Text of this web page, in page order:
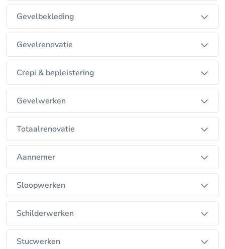
Gevelbekleding
Gevelrenovatie
Crepi & bepleistering
Gevelwerken
Totaalrenovatie
Aannemer
Sloopwerken
Schilderwerken
Stucwerken